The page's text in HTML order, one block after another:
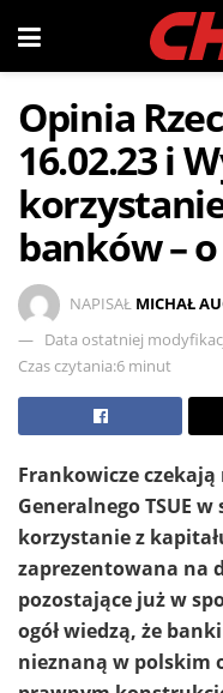
Opinia
16.02.23 i
banków –
NAPISAŁ MICHAŁ
Data ostatniej
Czas czytania:6 minut
Frankowicze
Generalnego TSUE
korzystanie z
zaprezentowana na
pozostające już w
ogół wiedzą, że
nieznaną w polskim